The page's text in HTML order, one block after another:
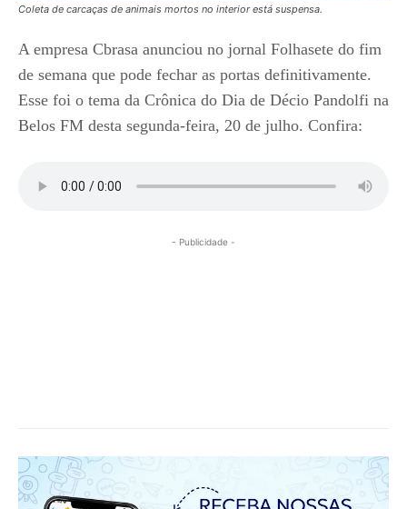
Coleta de carcaças de animais mortos no interior está suspensa.
A empresa Cbrasa anunciou no jornal Folhasete do fim
de semana que pode fechar as portas definitivamente.
Esse foi o tema da Crônica do Dia de Décio Pandolfi na
Belos FM desta segunda-feira, 20 de julho. Confira:
- Publicidade -